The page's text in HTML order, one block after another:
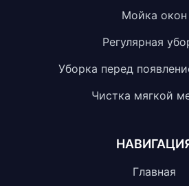
Мойка окон
Регулярная
Уборка перед
Чистка мягкой
Главная